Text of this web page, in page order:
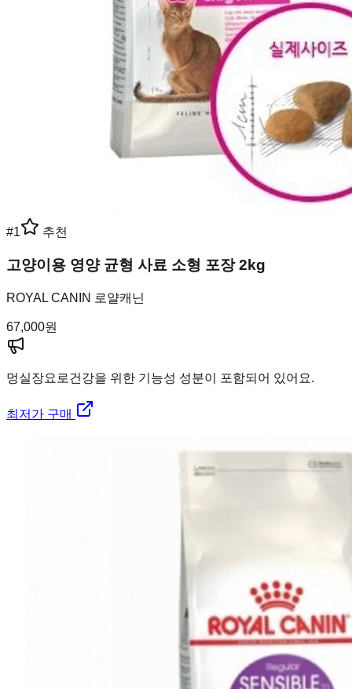
#1 추천
고양이용 영양 균형 사료 소형 포장 2kg
ROYAL CANIN 로얄캐닌
67,000원
멍실장요로건강을 위한 기능성 성분이 포함되어 있어요.
최저가 구매